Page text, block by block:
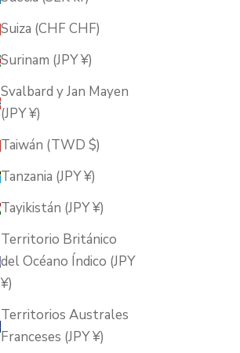
Suiza (CHF CHF)
Surinam (JPY ¥)
Svalbard y Jan Mayen
(JPY ¥)
Taiwán (TWD $)
Tanzania (JPY ¥)
Tayikistán (JPY ¥)
Territorio Británico
del Océano Índico (JPY
¥)
Territorios Australes
Franceses (JPY ¥)